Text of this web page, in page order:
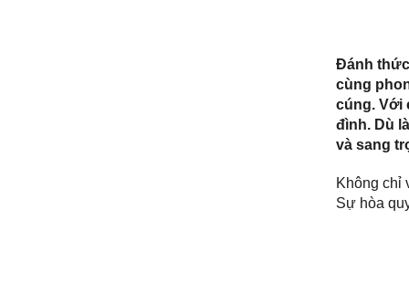
Đánh
cùng
cúng. Với
đình. Dù
và sang
Không chỉ
Sự hòa